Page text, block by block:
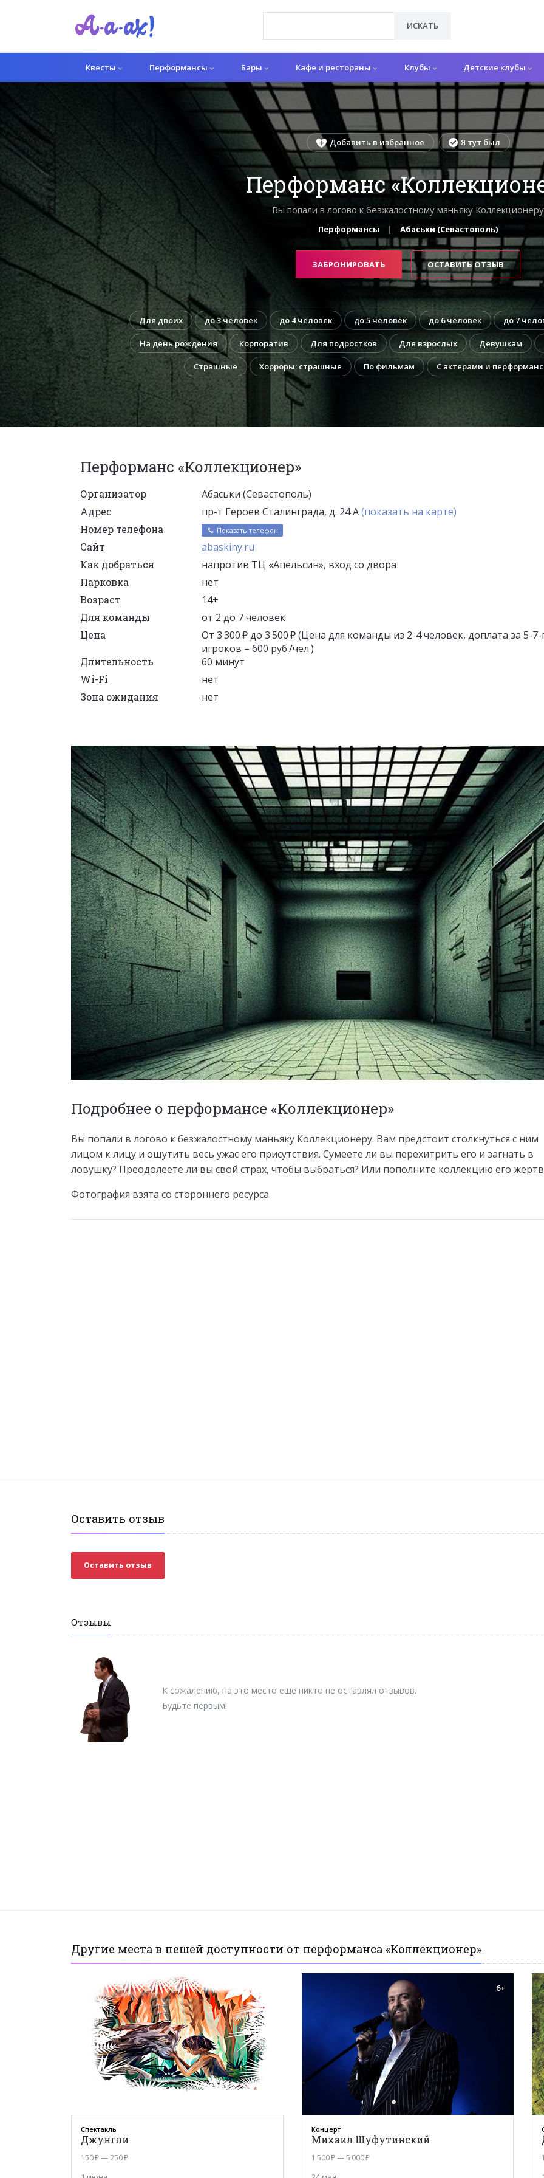
ИСКАТЬ
Квесты Перформансы Бары Кафе и рестораны Клубы Детские клубы
Добавить в избранное Я тут был
Перформанс
Вы попали в логово к безжалостному маньяку Коллекционеру
Перформансы Абаськи (Севастополь)
ЗАБРОНИРОВАТЬ ОСТАВИТЬ ОТЗЫВ
Для двоих до 3 человек до 4 человек до 5 человек до 6 человек до 7
На день рождения Корпоратив Для подростков Для взрослых Девушкам
Страшные Хорроры: страшные По фильмам С актерами и
Перформанс «Коллекционер»
Организатор Абаськи (Севастополь)
Адрес пр-т Героев Сталинграда, д. 24 А(показать на карте)
Номер телефона Показать телефон
Сайт abaskiny.ru
Как добраться напротив ТЦ «Апельсин», вход со двора
Парковка нет
Возраст 14+
Для команды от 2 до 7 человек
Цена
От 3 300 ₽ до 3 500 ₽ (Цена для команды из 2-4 человек, доплата за 5-7-
игроков – 600 руб./чел.)
Длительность 60 минут
Wi-Fi нет
Зона ожидания нет
Подробнее о перформансе «Коллекционер»
Вы попали в логово к безжалостному маньяку Коллекционеру. Вам предстоит столкнуться с ним
лицом к лицу и ощутить весь ужас его присутствия. Сумеете ли вы перехитрить его и загнать в
ловушку? Преодолеете ли вы свой страх, чтобы выбраться? Или пополните коллекцию его
Фотография взята со стороннего ресурса
Оставить отзыв
Оставить отзыв
Отзывы
К сожалению, на это место ещё никто не оставлял отзывов.
Будьте первым!
Другие места в пешей доступности от перформанса «Коллекционер»
Спектакль
Джунгли
150 ₽ — 250 ₽
6+
Концерт
Михаил Шуфутинский
1 500 ₽ — 5 000 ₽